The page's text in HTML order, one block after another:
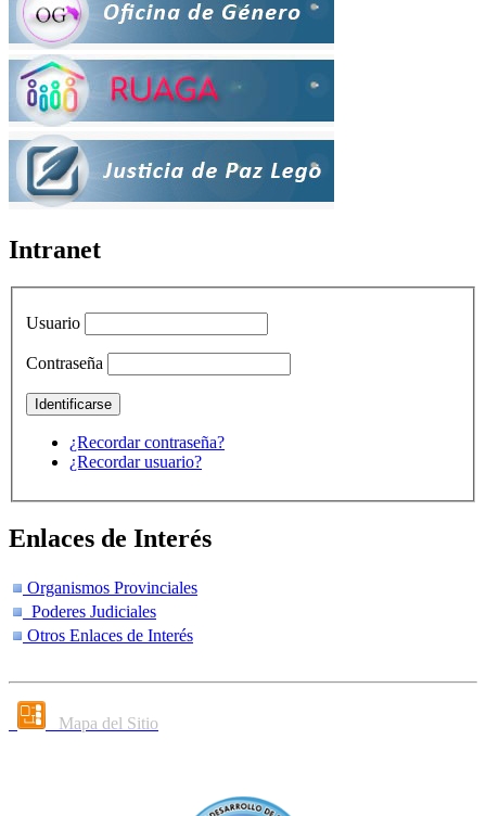
Intranet
Usuario
Contraseña
¿Recordar contraseña?
¿Recordar usuario?
Enlaces de Interés
Organismos Provinciales
Poderes Judiciales
Otros Enlaces de Interés
Mapa del Sitio